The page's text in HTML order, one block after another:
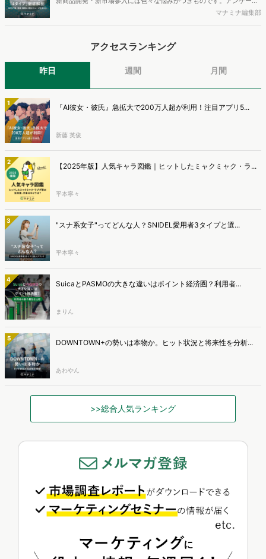
調査を実施しても、購買実態が不透明、新商品の受容性も判断しきれ
ようにして市場理解をしていけるのか、現状の既発商品のセグメント
す。新商品開発関連担当者様・マーケティング担当者様向け必見のレ
ウンロードできます。
マナミナ編集部
アクセスランキング
昨日 週間 月間
1 『AI彼女・彼氏』急拡大で200万人超が利用！注目アプリ5...
新藤 英俊
2 【2025年版】人気キャラ図鑑｜ヒットしたミャクミャク・ラ...
平本寧々
3 "スナ系女子"ってどんな人？SNIDEL愛用者3タイプと選...
平本寧々
4 SuicaとPASMOの大きな違いはポイント経済圏？利用者...
まりん
5 DOWNTOWN+の勢いは本物か。ヒット状況と将来性を分析...
あわやん
>>総合人気ランキング